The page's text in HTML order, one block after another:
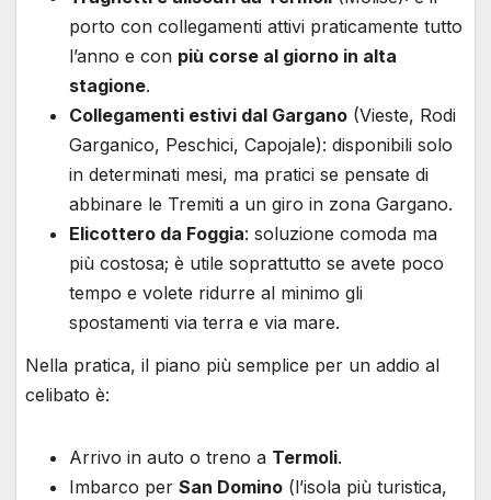
porto con collegamenti attivi praticamente tutto
l’anno e con più corse al giorno in alta
stagione.
Collegamenti estivi dal Gargano (Vieste, Rodi
Garganico, Peschici, Capojale): disponibili solo
in determinati mesi, ma pratici se pensate di
abbinare le Tremiti a un giro in zona Gargano.
Elicottero da Foggia: soluzione comoda ma
più costosa; è utile soprattutto se avete poco
tempo e volete ridurre al minimo gli
spostamenti via terra e via mare.
Nella pratica, il piano più semplice per un addio al
celibato è:
Arrivo in auto o treno a Termoli.
Imbarco per San Domino (l’isola più turistica,